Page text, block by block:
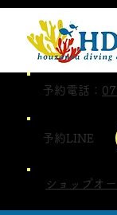
予約電話：
予約LINE
ショップオ